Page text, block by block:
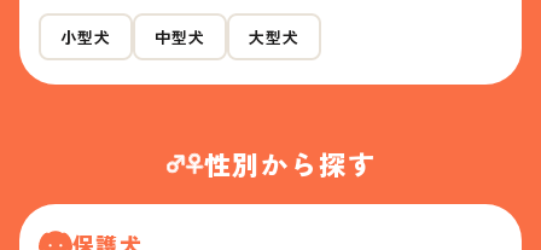
小型犬 中型犬 大型犬
性別から探す